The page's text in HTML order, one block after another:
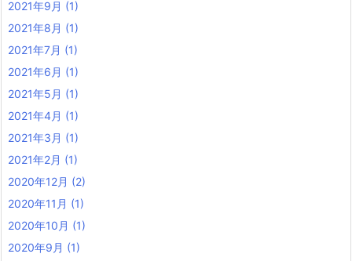
2021年9月 (1)
2021年8月 (1)
2021年7月 (1)
2021年6月 (1)
2021年5月 (1)
2021年4月 (1)
2021年3月 (1)
2021年2月 (1)
2020年12月 (2)
2020年11月 (1)
2020年10月 (1)
2020年9月 (1)